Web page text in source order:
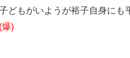
どもがいようが裕子自身に
(爆)